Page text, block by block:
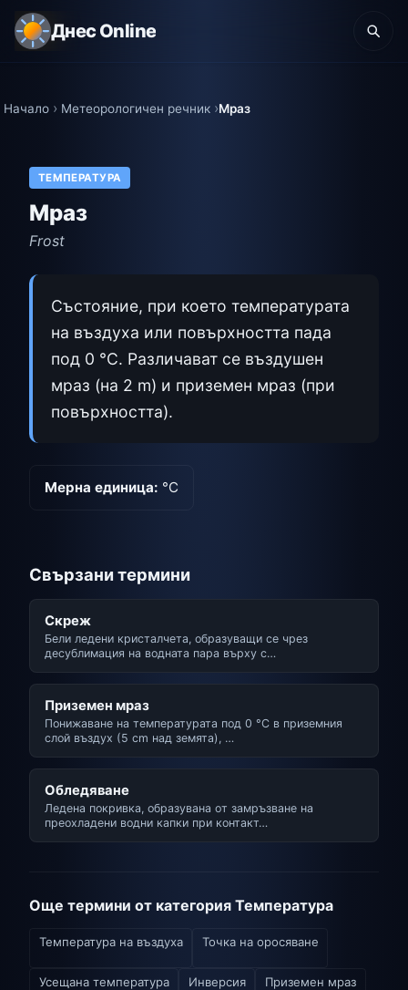
Днес Online
Начало Метеорологичен речник Мраз
ТЕМПЕРАТУРА
Мраз
Frost
Състояние, при което температурата
на въздуха или повърхността пада
под 0 °C. Различават се въздушен
мраз (на 2 m) и приземен мраз (при
повърхността).
Мерна единица: °C
Свързани термини
Скреж
Бели ледени кристалчета, образуващи се чрез
десублимация на водната пара върху с…
Приземен мраз
Понижаване на температурата под 0 °C в приземния
слой въздух (5 cm над земята), …
Обледяване
Ледена покривка, образувана от замръзване на
преохладени водни капки при контакт…
Още термини от категория Температура
Температура на въздуха Точка на оросяване
Усещана температура Инверсия Приземен мраз